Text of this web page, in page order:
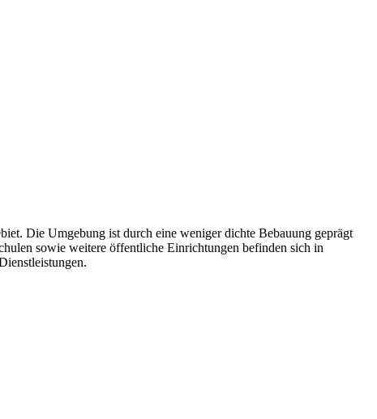
Die Umgebung ist durch eine weniger dichte Bebauung geprägt
sowie weitere öffentliche Einrichtungen befinden sich in